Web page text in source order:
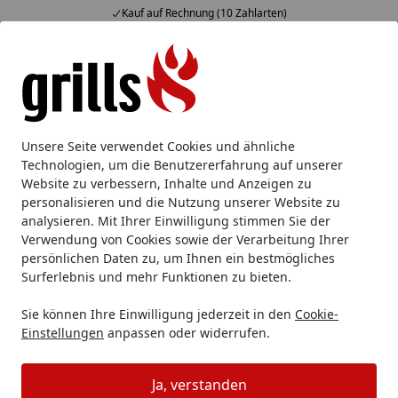
Unsere Seite verwendet Cookies und ähnliche
Technologien, um die Benutzererfahrung auf unserer
Website zu verbessern, Inhalte und Anzeigen zu
personalisieren und die Nutzung unserer Website zu
analysieren. Mit Ihrer Einwilligung stimmen Sie der
Verwendung von Cookies sowie der Verarbeitung Ihrer
persönlichen Daten zu, um Ihnen ein bestmögliches
Surferlebnis und mehr Funktionen zu bieten.
Sie können Ihre Einwilligung jederzeit in den Cookie-
Einstellungen anpassen oder widerrufen.
Ja, verstanden
Kauf auf Rechnung (10 Zahlarten)
Alle Produkte
Mein Konto
Suchen
Startseite
Outdoor Küche Einbaukomponente Big Green Egg
Big Green Egg Schwenkrollen-Set (2
Stk.)